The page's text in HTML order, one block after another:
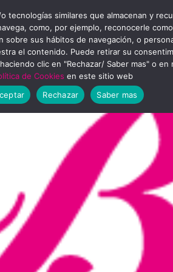
MENÚ
PRINCIPAL
tecnologías similares que almacenan y
como, por ejemplo, reconocerle
sobre sus hábitos de navegación, o
el contenido. Puede retirar su
clic en "Rechazar/ Saber mas" o en
de Cookies en este sitio web
Rechazar Saber mas